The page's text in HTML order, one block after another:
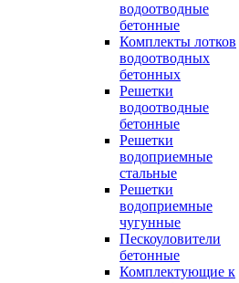
водоотводные
бетонные
Комплекты лотков
водоотводных
бетонных
Решетки
водоотводные
бетонные
Решетки
водоприемные
стальные
Решетки
водоприемные
чугунные
Пескоуловители
бетонные
Комплектующие к